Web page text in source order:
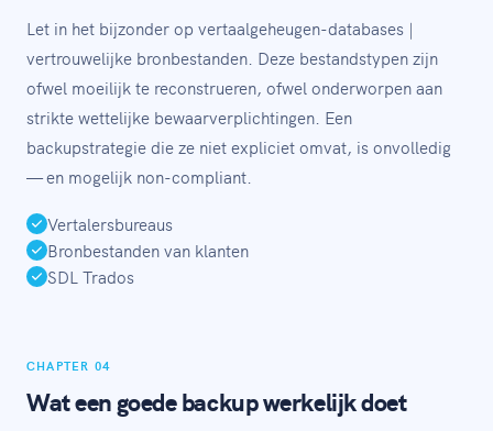
Let in het bijzonder op vertaalgeheugen-databases |
vertrouwelijke bronbestanden. Deze bestandstypen zijn
ofwel moeilijk te reconstrueren, ofwel onderworpen aan
strikte wettelijke bewaarverplichtingen. Een
backupstrategie die ze niet expliciet omvat, is onvolledig
— en mogelijk non-compliant.
Vertalersbureaus
Bronbestanden van klanten
SDL Trados
CHAPTER 04
Wat een goede backup werkelijk doet